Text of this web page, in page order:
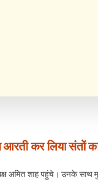
कर लिया संतों
अमित शाह पहुंचे। उनके साथ